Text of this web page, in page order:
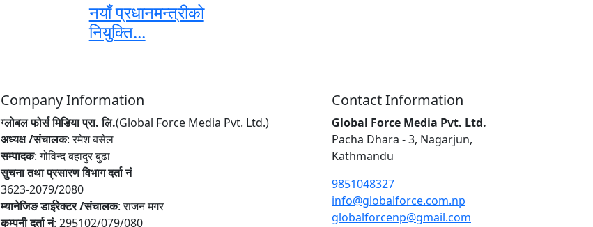
नयाँ प्रधानमन्त्रीको
नियुक्ति...
Company Information
ग्लोबल फोर्स मिडिया प्रा. लि.(Global Force Media Pvt. Ltd.)
अध्यक्ष /संचालक: रमेश बसेल
सम्पादक: गोविन्द बहादुर बुढा
सुचना तथा प्रसारण विभाग दर्ता नं
3623-2079/2080
म्यानेजिङ डाईरेक्टर /संचालक: राजन मगर
कम्पनी दर्ता नं: 295102/079/080
Contact Information
Global Force Media Pvt. Ltd.
Pacha Dhara - 3, Nagarjun,
Kathmandu
9851048327
info@globalforce.com.np
globalforcenp@gmail.com